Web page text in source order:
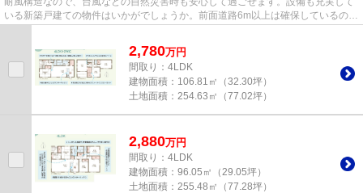
いる新築戸建ての物件はいかがでしょうか。前面道路6m以上は確保しているので
2,780万円
間取り：4LDK
建物面積： 106.81㎡（32.30坪）
土地面積： 254.63㎡（77.02坪）
2,880万円
間取り：4LDK
建物面積： 96.05㎡（29.05坪）
土地面積： 255.48㎡（77.28坪）